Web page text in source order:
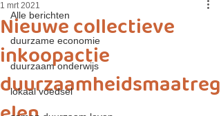
Alle berichten
duurzame economie
duurzaam onderwijs
lokaal voedsel
Nieuwe collectieve
inkoopactie
duurzaamheidsmaatreg
1 mrt 2021